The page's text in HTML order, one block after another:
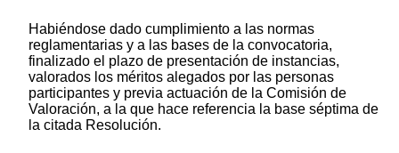
Habiéndose dado cumplimiento a las normas
reglamentarias y a las bases de la convocatoria,
finalizado el plazo de presentación de instancias,
valorados los méritos alegados por las personas
participantes y previa actuación de la Comisión de
Valoración, a la que hace referencia la base séptima de
la citada Resolución.